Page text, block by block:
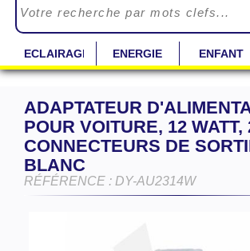
ECLAIRAGE ENERGIE ENFANT
ADAPTATEUR
POUR VOITURE, 12 WATT,
CONNECTEURS DE
BLANC
RÉFÉRENCE : DY-AU2314W